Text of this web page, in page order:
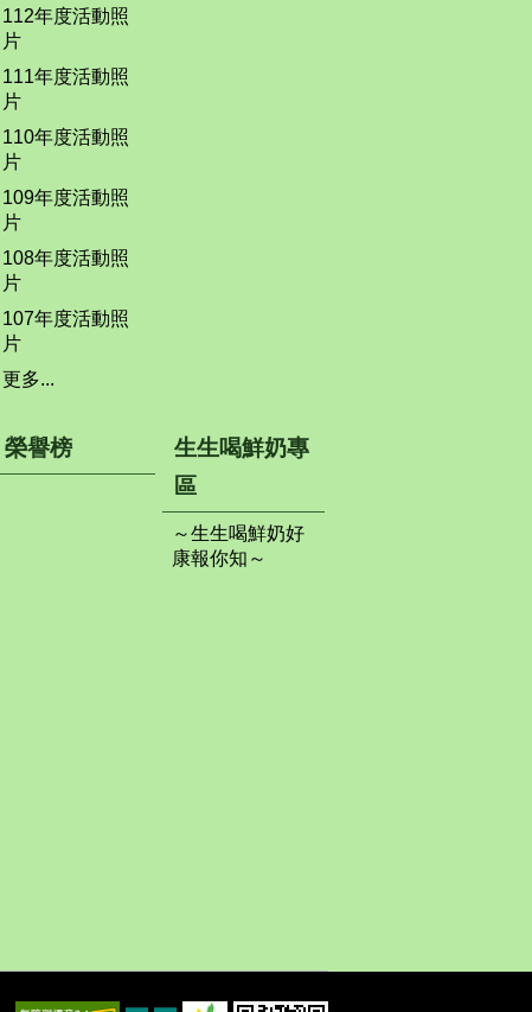
112年度活動照
片
111年度活動照
片
110年度活動照
片
109年度活動照
片
108年度活動照
片
107年度活動照
片
更多...
榮譽榜
生生喝鮮奶專
區
～生生喝鮮奶好
康報你知～